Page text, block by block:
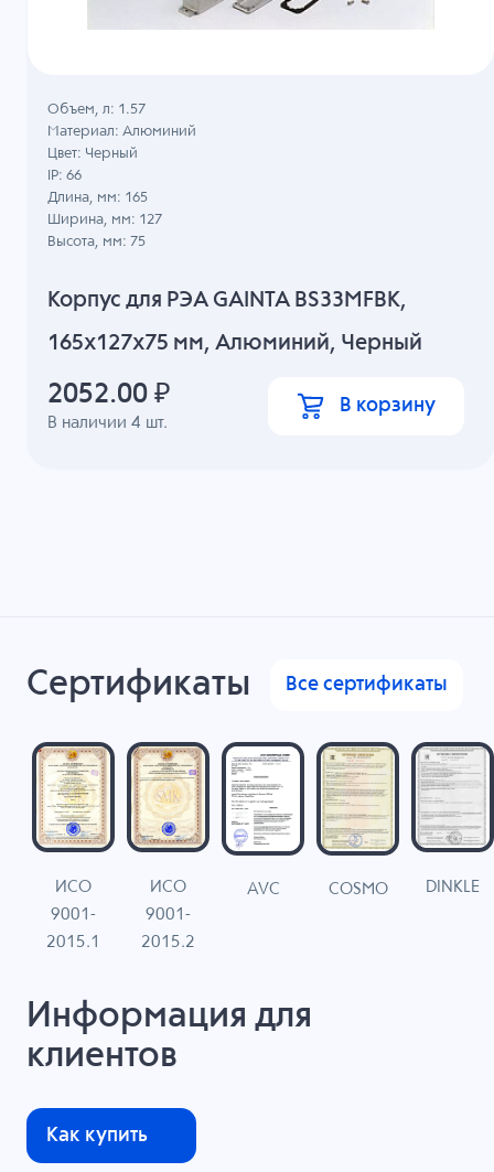
Корпус для РЭА GAINTA BS33MFBK,
165x127x75 мм, Алюминий, Черный
В наличии4 шт.
Объем, л: 1.57
Материал: Алюминий
Цвет: Черный
IP: 66
Длина, мм: 165
Ширина, мм: 127
Высота, мм: 75
2052.00 ₽ В корзину
Сертификаты Все сертификаты
ИСО
9001-
2015.1
ИСО
9001-
2015.2
AVC COSMO DINKLE
Информация для
клиентов
Как купить